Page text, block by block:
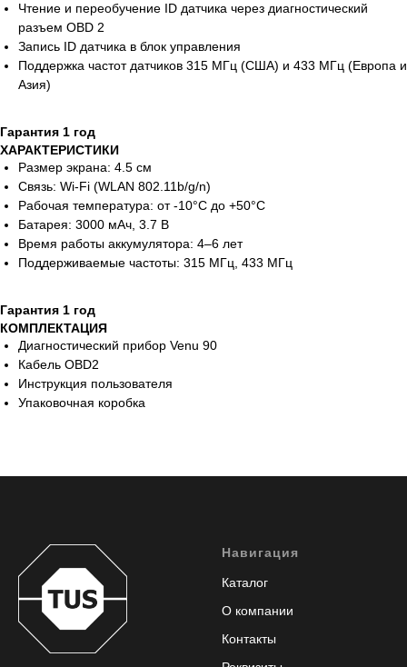
Чтение и переобучение ID датчика через диагностический
разъем OBD 2
Запись ID датчика в блок управления
Поддержка частот датчиков 315 МГц (США) и 433 МГц (Европа и
Азия)
Гарантия 1 год
ХАРАКТЕРИСТИКИ
Размер экрана: 4.5 см
Связь: Wi-Fi (WLAN 802.11b/g/n)
Рабочая температура: от -10°C до +50°C
Батарея: 3000 мАч, 3.7 В
Время работы аккумулятора: 4–6 лет
Поддерживаемые частоты: 315 МГц, 433 МГц
Гарантия 1 год
КОМПЛЕКТАЦИЯ
Диагностический прибор Venu 90
Кабель OBD2
Инструкция пользователя
Упаковочная коробка
Навигация
Каталог
О компании
Контакты